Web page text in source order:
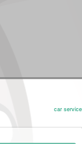
car service